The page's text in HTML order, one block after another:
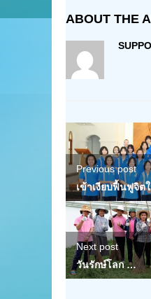
ABOUT THE
Previous post
เข้าเงียบฟื้นฟูจิต
Next post
วันรักษ์โลก …